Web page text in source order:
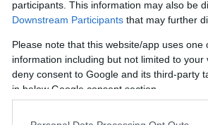
participants. This information may also be
Downstream Participants that may further
Please note that this website/app uses
information including but not limited to
deny consent to Google and its third-party
in below Google consent section.